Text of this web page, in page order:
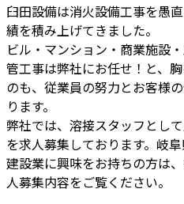
臼田設備は消火設備工事を愚
績を積み上げてきました。
ビル・マンション・商業施設
管工事は弊社にお任せ！と、
のも、従業員の努力とお客様
ります。
弊社では、溶接スタッフとし
を求人募集しております。岐
建設業に興味をお持ちの方は
人募集内容をご覧ください。